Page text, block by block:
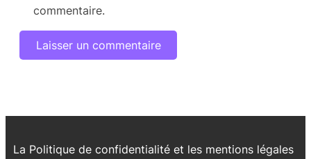
commentaire.
La Politique de confidentialité et les mentions légales